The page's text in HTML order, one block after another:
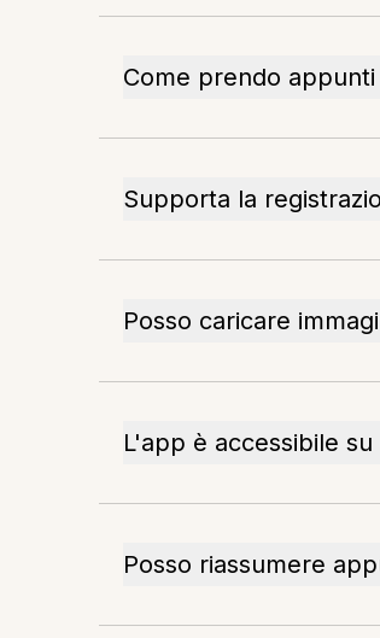
Come prendo
Supporta la
Posso caricare
L'app è accessibile
Posso riassumere